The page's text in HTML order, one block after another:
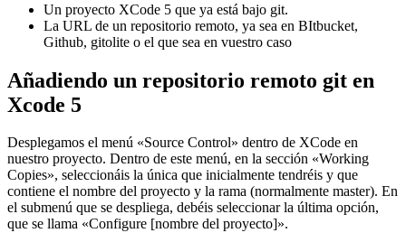
Un proyecto XCode 5 que ya está bajo git.
La URL de un repositorio remoto, ya sea en BItbucket,
Github, gitolite o el que sea en vuestro caso
Añadiendo un repositorio remoto git en
Xcode 5
Desplegamos el menú «Source Control» dentro de XCode en
nuestro proyecto. Dentro de este menú, en la sección «Working
Copies», seleccionáis la única que inicialmente tendréis y que
contiene el nombre del proyecto y la rama (normalmente master). En
el submenú que se despliega, debéis seleccionar la última opción,
que se llama «Configure [nombre del proyecto]».